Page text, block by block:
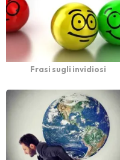
Frasi sugli invidiosi